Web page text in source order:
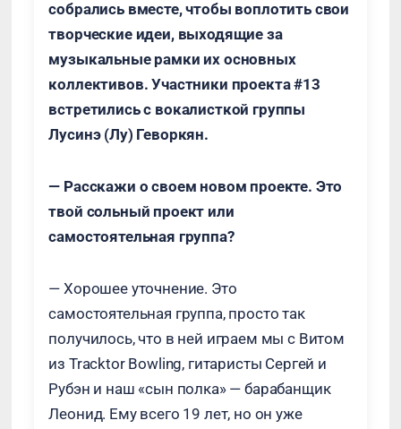
собрались вместе, чтобы воплотить свои
творческие идеи, выходящие за
музыкальные рамки их основных
коллективов. Участники проекта #13
встретились с вокалисткой группы
Лусинэ (Лу) Геворкян.
— Расскажи о своем новом проекте. Это
твой сольный проект или
самостоятельная группа?
— Хорошее уточнение. Это
самостоятельная группа, просто так
получилось, что в ней играем мы с Витом
из Tracktor Bowling, гитаристы Сергей и
Рубэн и наш «сын полка» — барабанщик
Леонид. Ему всего 19 лет, но он уже